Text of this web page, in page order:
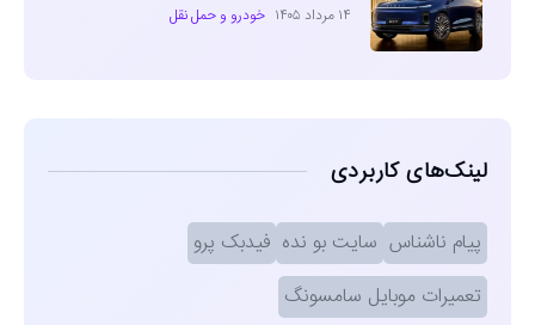
۱۴ مرداد ۱۴۰۵ خودرو و حمل نقل
لینک‌های کاربردی
پیام ناشناس سایت بو نده فیدبک پرو
تعمیرات موبایل سامسونگ